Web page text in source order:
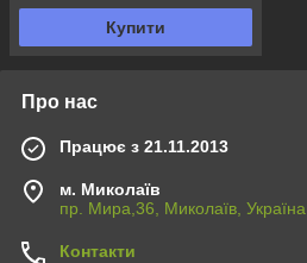
Купити
Про нас
Працює з 21.11.2013
м. Миколаїв
пр. Мира,36, Миколаїв, Україна
Контакти